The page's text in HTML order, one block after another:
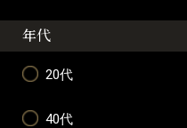
年代
20代
40代